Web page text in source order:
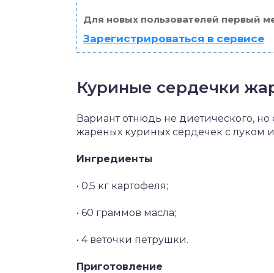
Для новых пользователей первый
Зарегистрироваться в сервисе
Куриные сердечки
Вариант отнюдь не диетического,
жареных куриных сердечек с луком
Ингредиенты
• 0,5 кг картофеля;
• 60 граммов масла;
• 4 веточки петрушки.
Приготовление